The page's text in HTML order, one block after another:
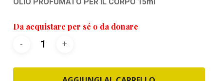
Da acquistare per sé o da donare